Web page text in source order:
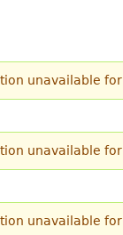
unavailable for
unavailable for
unavailable for